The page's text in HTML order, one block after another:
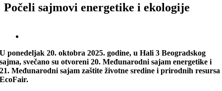
Počeli sajmovi energetike i ekologije
Image
U ponedeljak 20. oktobra 2025. godine, u Hali 3 Beogradskog
sajma, svečano su otvoreni 20. Međunarodni sajam energetike i
21. Međunarodni sajam zaštite životne sredine i prirodnih resursa
EcoFair.